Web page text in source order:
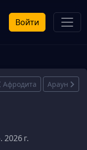
Войти
Афродита Араун
г.